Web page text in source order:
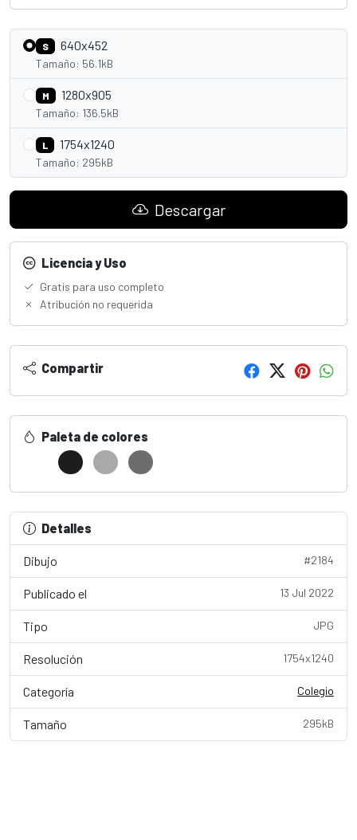
S 640x452
Tamaño: 56.1kB
M 1280x905
Tamaño: 136.5kB
L 1754x1240
Tamaño: 295kB
Descargar
Licencia y Uso
Gratis para uso completo
Atribución no requerida
Compartir
Paleta de colores
Detalles
Dibujo #2184
Publicado el 13 Jul 2022
Tipo JPG
Resolución 1754x1240
Categoría Colegio
Tamaño 295kB